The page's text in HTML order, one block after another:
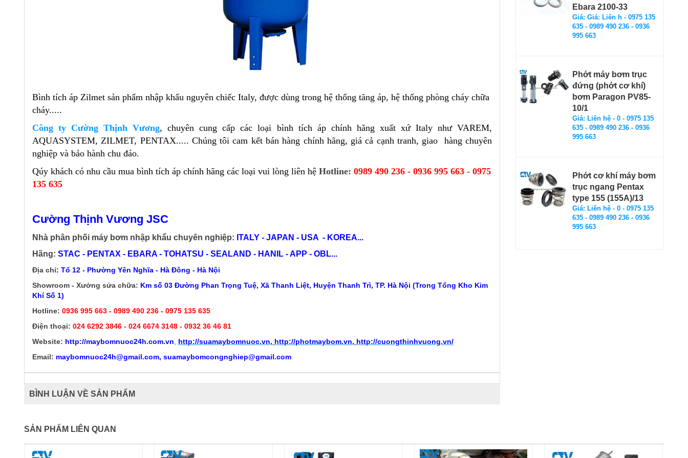
Bình tích áp Zilmet sản phẩm nhập khẩu nguyên chiếc Italy, được dùng trong hệ thống tăng áp, hệ thống phòng cháy chữa
cháy.....
Công ty Cường Thịnh Vương, chuyên cung cấp các loại bình tích áp chính hãng xuất xứ Italy như VAREM,
AQUASYSTEM, ZILMET, PENTAX..... Chúng tôi cam kết bán hàng chính hãng, giá cả cạnh tranh, giao hàng chuyên
nghiệp và bảo hành chu đáo.
Qúy khách có nhu cầu mua bình tích áp chính hãng các loại vui lòng liên hệ Hotline: 0989 490 236 - 0936 995 663 - 0975
135 635
Cường Thịnh Vương JSC
Nhà phân phối máy bơm nhập khẩu chuyên nghiệp: ITALY - JAPAN - USA - KOREA...
Hãng: STAC - PENTAX - EBARA - TOHATSU - SEALAND - HANIL - APP - OBL...
Địa chỉ: Tổ 12 - Phường Yên Nghĩa - Hà Đông - Hà Nội
Showroom - Xưởng sửa chữa: Km số 03 Đường Phan Trọng Tuệ, Xã Thanh Liệt, Huyện Thanh Trì, TP. Hà Nội (Trong Tổng Kho Kim
Khí Số 1)
Hotline: 0936 995 663 - 0989 490 236 - 0975 135 635
Điện thoại: 024 6292 3846 - 024 6674 3148 - 0932 36 46 81
Website: http://maybomnuoc24h.com.vn http://suamaybomnuoc.vn, http://photmaybom.vn, http://cuongthinhvuong.vn/
Email: maybomnuoc24h@gmail.com, suamaybomcongnghiep@gmail.com
BÌNH LUẬN VỀ SẢN PHẨM
Ebara 2100-33
Giá: Giá: Liên h - 0975 135
635 - 0989 490 236 - 0936
995 663
Phớt máy bơm trục
đứng (phớt cơ khí)
bơm Paragon PV85-
10/1
Giá: Liên hệ - 0 - 0975 135
635 - 0989 490 236 - 0936
995 663
Phớt cơ khí máy bơm
trục ngang Pentax
type 155 (155A)/13
Giá: Liên hệ - 0 - 0975 135
635 - 0989 490 236 - 0936
995 663
SẢN PHẨM LIÊN QUAN